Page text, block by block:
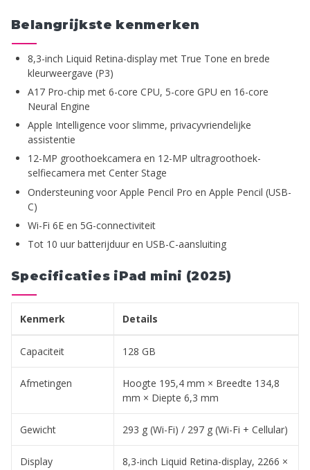
Belangrijkste kenmerken
8,3-inch Liquid Retina-display met True Tone en brede
kleurweergave (P3)
A17 Pro-chip met 6-core CPU, 5-core GPU en 16-core
Neural Engine
Apple Intelligence voor slimme, privacyvriendelijke
assistentie
12-MP groothoekcamera en 12-MP ultragroothoek-
selfiecamera met Center Stage
Ondersteuning voor Apple Pencil Pro en Apple Pencil (USB-
C)
Wi-Fi 6E en 5G-connectiviteit
Tot 10 uur batterijduur en USB-C-aansluiting
Specificaties iPad mini (2025)
Kenmerk Details
Capaciteit 128 GB
Afmetingen
Hoogte 195,4 mm × Breedte 134,8
mm × Diepte 6,3 mm
Gewicht 293 g (Wi-Fi) / 297 g (Wi-Fi + Cellular)
Display
8,3-inch Liquid Retina-display, 2266 ×